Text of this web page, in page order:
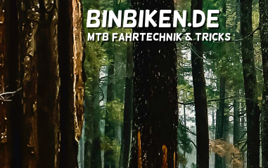
BINBIKEN.DE
MTB Fahrtechnik & Tricks